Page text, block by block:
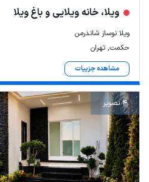
ویلا، خانه ویلایی و باغ ویلا
ویلا نوساز شاندرمن
حکمت, تهران
مشاهده جزییات
4 تصویر